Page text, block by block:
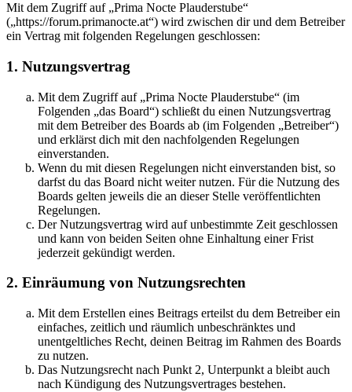
Mit dem Zugriff auf „Prima Nocte Plauderstube“
(„https://forum.primanocte.at“) wird zwischen dir und dem Betreiber
ein Vertrag mit folgenden Regelungen geschlossen:
1. Nutzungsvertrag
Mit dem Zugriff auf „Prima Nocte Plauderstube“ (im
Folgenden „das Board“) schließt du einen Nutzungsvertrag
mit dem Betreiber des Boards ab (im Folgenden „Betreiber“)
und erklärst dich mit den nachfolgenden Regelungen
einverstanden.
Wenn du mit diesen Regelungen nicht einverstanden bist, so
darfst du das Board nicht weiter nutzen. Für die Nutzung des
Boards gelten jeweils die an dieser Stelle veröffentlichten
Regelungen.
Der Nutzungsvertrag wird auf unbestimmte Zeit geschlossen
und kann von beiden Seiten ohne Einhaltung einer Frist
jederzeit gekündigt werden.
2. Einräumung von Nutzungsrechten
Mit dem Erstellen eines Beitrags erteilst du dem Betreiber ein
einfaches, zeitlich und räumlich unbeschränktes und
unentgeltliches Recht, deinen Beitrag im Rahmen des Boards
zu nutzen.
Das Nutzungsrecht nach Punkt 2, Unterpunkt a bleibt auch
nach Kündigung des Nutzungsvertrages bestehen.